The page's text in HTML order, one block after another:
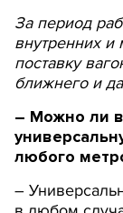
За период
внутренних
поставку
ближнего и
– Можно ли
любого
–